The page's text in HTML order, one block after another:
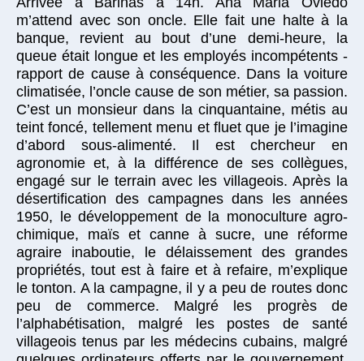
m’attend avec son oncle. Elle fait une halte à la
banque, revient au bout d’une demi-heure, la
queue était longue et les employés incompétents -
rapport de cause à conséquence. Dans la voiture
climatisée, l’oncle cause de son métier, sa passion.
C’est un monsieur dans la cinquantaine, métis au
teint foncé, tellement menu et fluet que je l’imagine
d’abord sous-alimenté. Il est chercheur en
agronomie et, à la différence de ses collègues,
engagé sur le terrain avec les villageois. Après la
désertification des campagnes dans les années
1950, le développement de la monoculture agro-
chimique, maïs et canne à sucre, une réforme
agraire inaboutie, le délaissement des grandes
propriétés, tout est à faire et à refaire, m’explique
le tonton. A la campagne, il y a peu de routes donc
peu de commerce. Malgré les progrès de
l’alphabétisation, malgré les postes de santé
villageois tenus par les médecins cubains, malgré